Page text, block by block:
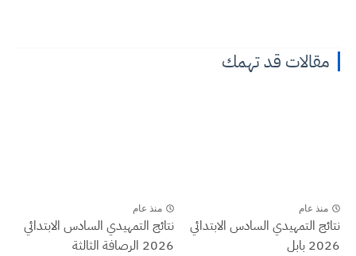
مقالات قد تهمك
منذ عام
نتائج التمهيدي السادس الابتدائي
2026 بابل
منذ عام
نتائج التمهيدي السادس الابتدائي
2026 الرصافة الثالثة